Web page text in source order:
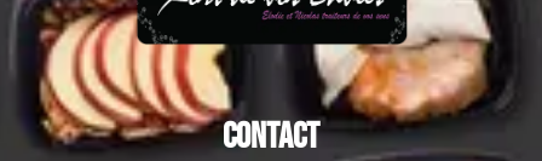
CONTACT